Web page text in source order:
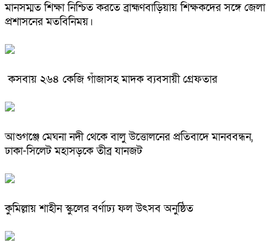
মানসম্মত শিক্ষা নিশ্চিত করতে ব্রাহ্মণবাড়িয়ায় শিক্ষকদের সঙ্গে জেলা
প্রশাসনের মতবিনিময়।
কসবায় ২৬৪ কেজি গাঁজাসহ মাদক ব্যবসায়ী গ্রেফতার
আশুগঞ্জে মেঘনা নদী থেকে বালু উত্তোলনের প্রতিবাদে মানববন্ধন,
ঢাকা-সিলেট মহাসড়কে তীব্র যানজট
কুমিল্লায় শাহীন স্কুলের বর্ণাঢ্য ফল উৎসব অনুষ্ঠিত